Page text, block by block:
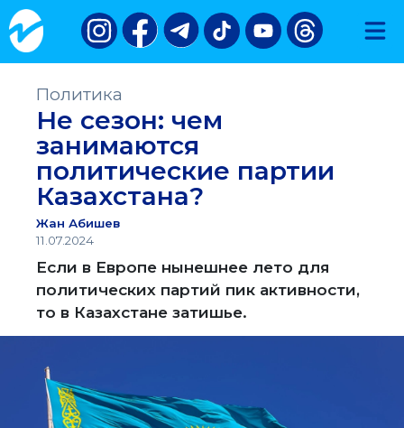
Политика
Не сезон: чем
занимаются
политические партии
Казахстана?
Жан Абишев
11.07.2024
Если в Европе нынешнее лето для
политических партий пик активности,
то в Казахстане затишье.